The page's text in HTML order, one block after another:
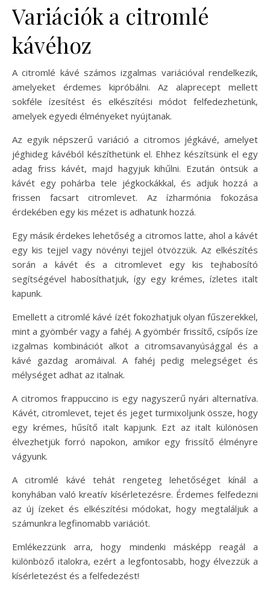
Variációk a citromlé
kávéhoz
A citromlé kávé számos izgalmas variációval rendelkezik,
amelyeket érdemes kipróbálni. Az alaprecept mellett
sokféle ízesítést és elkészítési módot felfedezhetünk,
amelyek egyedi élményeket nyújtanak.
Az egyik népszerű variáció a citromos jégkávé, amelyet
jéghideg kávéból készíthetünk el. Ehhez készítsünk el egy
adag friss kávét, majd hagyjuk kihűlni. Ezután öntsük a
kávét egy pohárba tele jégkockákkal, és adjuk hozzá a
frissen facsart citromlevet. Az ízharmónia fokozása
érdekében egy kis mézet is adhatunk hozzá.
Egy másik érdekes lehetőség a citromos latte, ahol a kávét
egy kis tejjel vagy növényi tejjel ötvözzük. Az elkészítés
során a kávét és a citromlevet egy kis tejhabosító
segítségével habosíthatjuk, így egy krémes, ízletes italt
kapunk.
Emellett a citromlé kávé ízét fokozhatjuk olyan fűszerekkel,
mint a gyömbér vagy a fahéj. A gyömbér frissítő, csípős íze
izgalmas kombinációt alkot a citromsavanyúsággal és a
kávé gazdag aromáival. A fahéj pedig melegséget és
mélységet adhat az italnak.
A citromos frappuccino is egy nagyszerű nyári alternatíva.
Kávét, citromlevet, tejet és jeget turmixoljunk össze, hogy
egy krémes, hűsítő italt kapjunk. Ezt az italt különösen
élvezhetjük forró napokon, amikor egy frissítő élményre
vágyunk.
A citromlé kávé tehát rengeteg lehetőséget kínál a
konyhában való kreatív kísérletezésre. Érdemes felfedezni
az új ízeket és elkészítési módokat, hogy megtaláljuk a
számunkra legfinomabb variációt.
Emlékezzünk arra, hogy mindenki másképp reagál a
különböző italokra, ezért a legfontosabb, hogy élvezzük a
kísérletezést és a felfedezést!